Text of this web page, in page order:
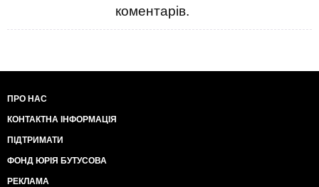
коментарів.
ПРО НАС
КОНТАКТНА ІНФОРМАЦІЯ
ПІДТРИМАТИ
ФОНД ЮРІЯ БУТУСОВА
РЕКЛАМА